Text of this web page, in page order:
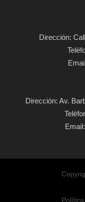
Dirección:
Dirección: Av.